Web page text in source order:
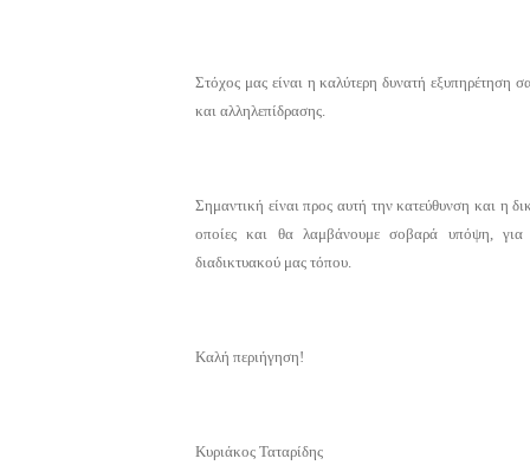
Στόχος μας είναι η καλύτερη δυνατή εξυπηρέτηση
και αλληλεπίδρασης.
Σημαντική είναι προς αυτή την κατεύθυνση και η
οποίες και θα λαμβάνουμε σοβαρά υπόψη, για
διαδικτυακού μας τόπου.
Καλή περιήγηση!
Κυριάκος Ταταρίδης